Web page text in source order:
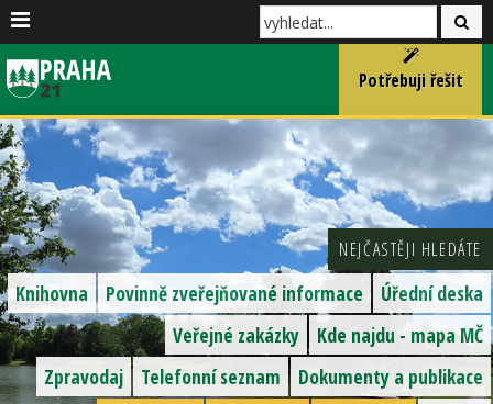
Potřebuji řešit
NEJČASTĚJI HLEDÁTE
Úřední deska
Povinně zveřejňované informace
Knihovna
Kde najdu - mapa MČ
Veřejné zakázky
Dokumenty a publikace
Telefonní seznam
Zpravodaj